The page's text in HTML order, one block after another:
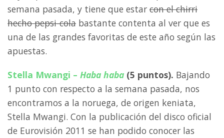
semana pasada, y tiene que estar con el chirri
hecho pepsi-cola bastante contenta al ver que es
una de las grandes favoritas de este año según las
apuestas.
Stella Mwangi – Haba haba (5 puntos). Bajando
1 punto con respecto a la semana pasada, nos
encontramos a la noruega, de origen keniata,
Stella Mwangi. Con la publicación del disco oficial
de Eurovisión 2011 se han podido conocer las